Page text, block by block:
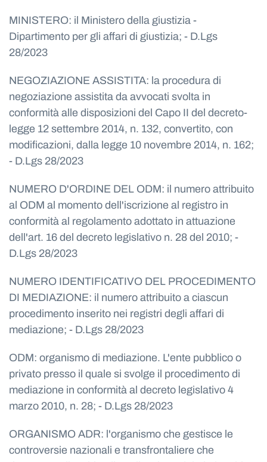
MINISTERO: il Ministero della giustizia -
Dipartimento per gli affari di giustizia; - D.Lgs
28/2023
NEGOZIAZIONE ASSISTITA: la procedura di
negoziazione assistita da avvocati svolta in
conformità alle disposizioni del Capo II del decreto-
legge 12 settembre 2014, n. 132, convertito, con
modificazioni, dalla legge 10 novembre 2014, n. 162;
- D.Lgs 28/2023
NUMERO D'ORDINE DEL ODM: il numero attribuito
al ODM al momento dell'iscrizione al registro in
conformità al regolamento adottato in attuazione
dell'art. 16 del decreto legislativo n. 28 del 2010; -
D.Lgs 28/2023
NUMERO IDENTIFICATIVO DEL PROCEDIMENTO
DI MEDIAZIONE: il numero attribuito a ciascun
procedimento inserito nei registri degli affari di
mediazione; - D.Lgs 28/2023
ODM: organismo di mediazione. L'ente pubblico o
privato presso il quale si svolge il procedimento di
mediazione in conformità al decreto legislativo 4
marzo 2010, n. 28; - D.Lgs 28/2023
ORGANISMO ADR: l'organismo che gestisce le
controversie nazionali e transfrontaliere che